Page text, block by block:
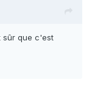
sûr que c'est